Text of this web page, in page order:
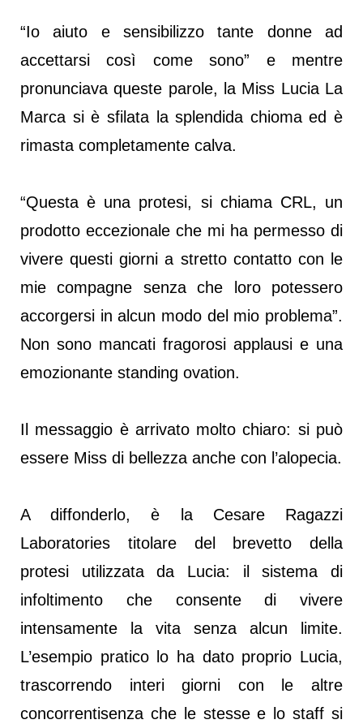
“Io aiuto e sensibilizzo tante donne ad
accettarsi così come sono” e mentre
pronunciava queste parole, la Miss Lucia La
Marca si è sfilata la splendida chioma ed è
rimasta completamente calva.
“Questa è una protesi, si chiama CRL, un
prodotto eccezionale che mi ha permesso di
vivere questi giorni a stretto contatto con le
mie compagne senza che loro potessero
accorgersi in alcun modo del mio problema”.
Non sono mancati fragorosi applausi e una
emozionante standing ovation.
Il messaggio è arrivato molto chiaro: si può
essere Miss di bellezza anche con l’alopecia.
A diffonderlo, è la Cesare Ragazzi
Laboratories titolare del brevetto della
protesi utilizzata da Lucia: il sistema di
infoltimento che consente di vivere
intensamente la vita senza alcun limite.
L’esempio pratico lo ha dato proprio Lucia,
trascorrendo interi giorni con le altre
concorrentisenza che le stesse e lo staff si